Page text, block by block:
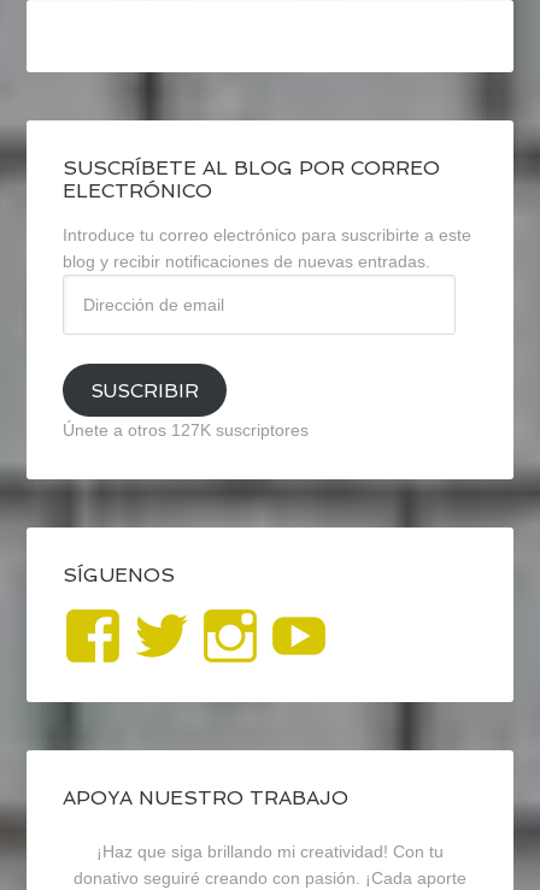
SUSCRÍBETE AL BLOG POR CORREO
ELECTRÓNICO
Introduce tu correo electrónico para suscribirte a este
blog y recibir notificaciones de nuevas entradas.
email
SUSCRIBIR
Únete a otros 127K suscriptores
SÍGUENOS
Ver
perfil
de
blogrecursosep
en
Ver
perfil
de
recursosep
en
Ver
perfil
de
recursosep
en
APOYA NUESTRO TRABAJO
¡Haz que siga brillando mi creatividad! Con tu
donativo seguiré creando con pasión. ¡Cada aporte